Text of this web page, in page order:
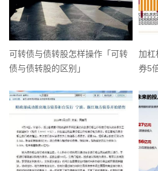
可转债与债转股怎样操作「可转
债与债转股的区别」
加杠
券5